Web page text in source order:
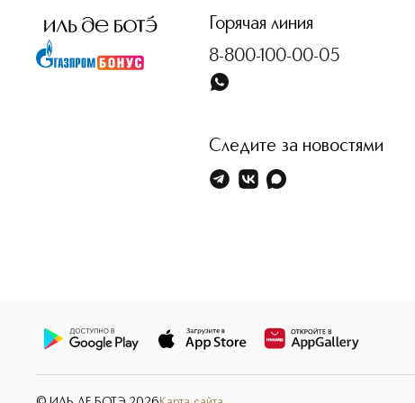
Горячая линия
8-800-100-00-05
Следите за новостями